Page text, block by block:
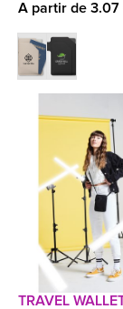
A partir de 3.07
TRAVEL